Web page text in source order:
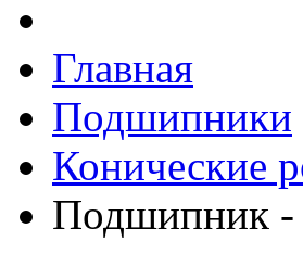
Ивантеевка, подшипники,
Главная
Подшипники
Конические
Подшипник -